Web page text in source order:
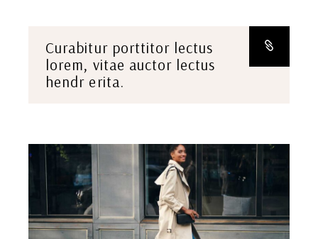
Curabitur porttitor lectus
lorem, vitae auctor lectus
hendr erita.